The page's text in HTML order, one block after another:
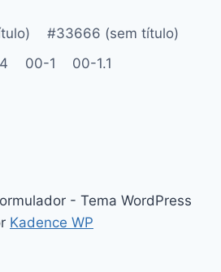
#33666 (sem título)
00-1 00-1.1
- Tema WordPress
Kadence WP